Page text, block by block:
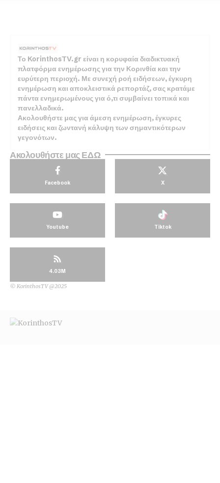
Το KorinthosTV.gr είναι η κορυφαία διαδικτυακή
πλατφόρμα ενημέρωσης για την Κορινθία και την
ευρύτερη περιοχή. Με συνεχή ροή ειδήσεων, έγκυρη
ενημέρωση και αποκλειστικά ρεπορτάζ, σας κρατάμε
πάντα ενημερωμένους για ό,τι συμβαίνει τοπικά και
πανελλαδικά.
Ακολουθήστε μας για άμεση ενημέρωση, έγκυρες
ειδήσεις και ζωντανή κάλυψη των σημαντικότερων
γεγονότων.
Ακολουθήστε μας ΕΔΩ
Facebook X
Youtube Tiktok
4.03M
© KorinthosTV @2025